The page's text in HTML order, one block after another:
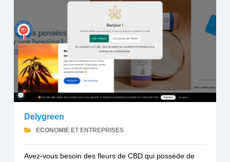
Delygreen
ECONOMIE ET ENTREPRISES
Avez-vous besoin des fleurs de CBD qui possède de